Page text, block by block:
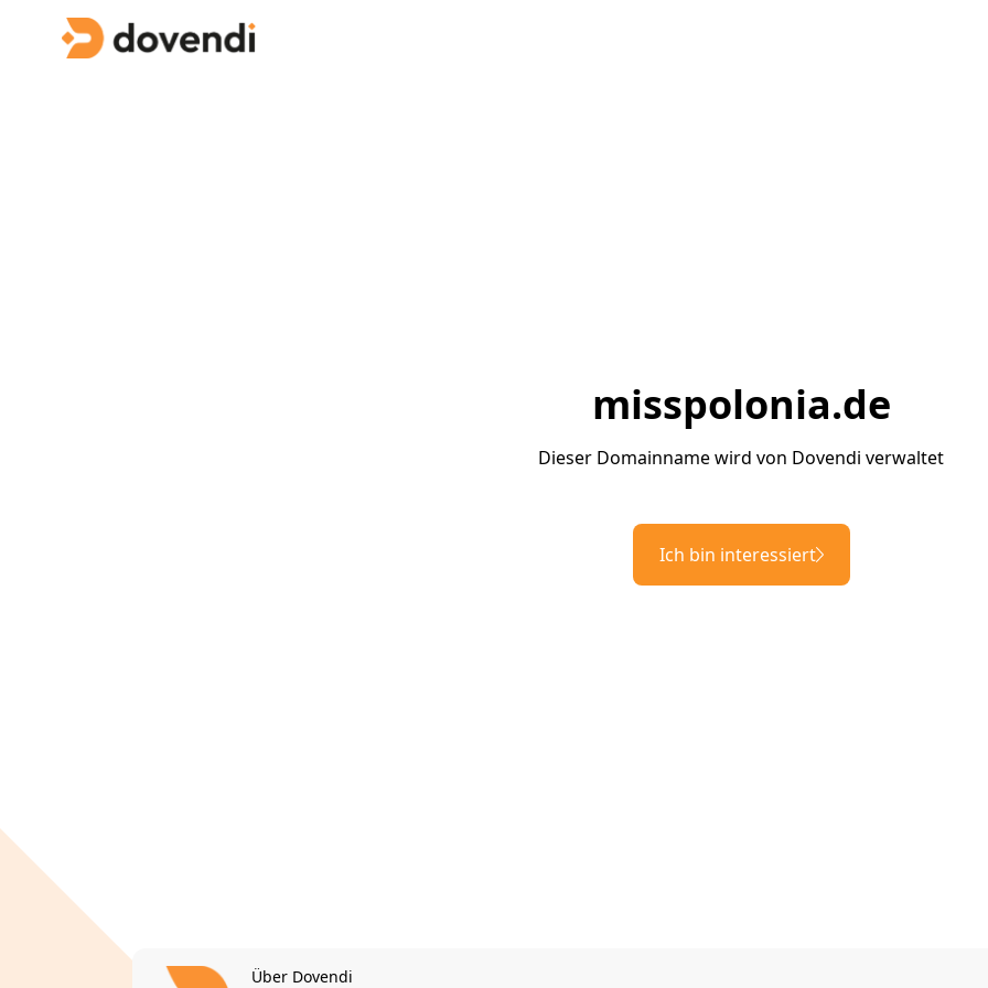
misspolonia.de
Dieser Domainname wird von Dovendi verwaltet
Ich bin interessiert
Über Dovendi